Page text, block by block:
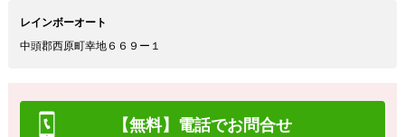
レインボーオート
中頭郡西原町幸地６６９ー１
【無料】電話でお問合せ